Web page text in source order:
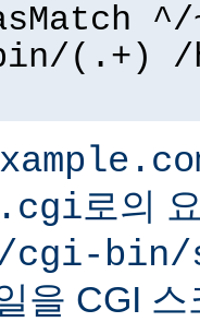
(.+) /
로의
cgi-
을 CGI